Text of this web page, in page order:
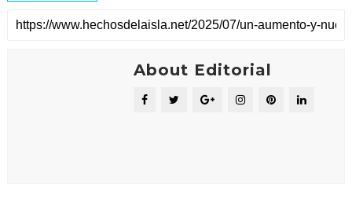
About Editorial